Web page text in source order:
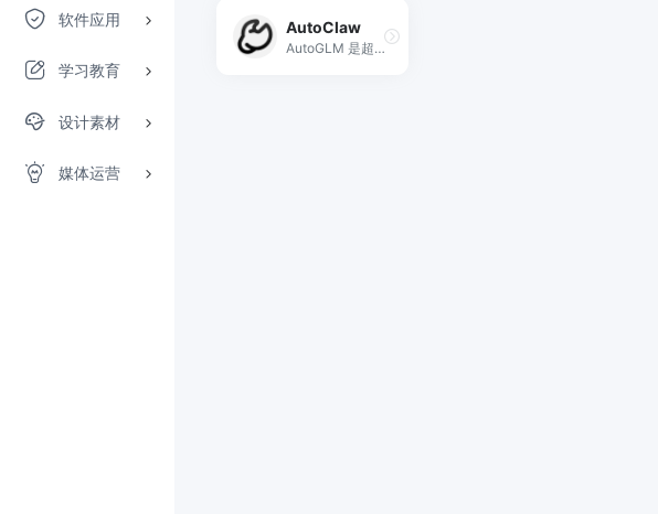
软件应用
学习教育
设计素材
媒体运营
AutoClaw
AutoGLM 是超级报告助手，依托深度搜索与专业网站抓取快速获取高质量信息，自动生成结构化研究报告，并一键产出 PPT、网页等成果。同时支持 Agent 网页自动操作、视频总结与代码执行等能力，让调研到交付全流程更高效。